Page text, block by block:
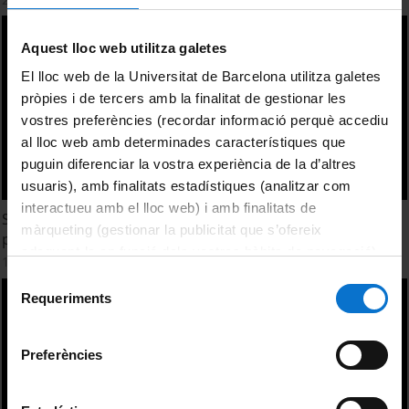
Aquest lloc web utilitza galetes
El lloc web de la Universitat de Barcelona utilitza galetes
pròpies i de tercers amb la finalitat de gestionar les
vostres preferències (recordar informació perquè accediu
al lloc web amb determinades característiques que
puguin diferenciar la vostra experiència de la d’altres
usuaris), amb finalitats estadístiques (analitzar com
interactueu amb el lloc web) i amb finalitats de
màrqueting (gestionar la publicitat que s’ofereix
consultar laPolítica de galetes del lloc web de la
Selecció
Requeriments
Preferències
Sessió de conferiment del grau de Doc. Honoris Causa als
professors Harry C. Dietz i Bart L. Loeys
17 febrer, 2025